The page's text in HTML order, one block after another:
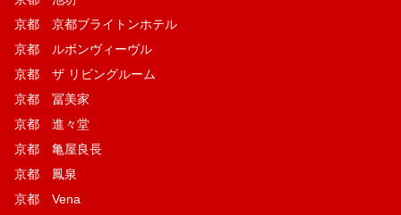
京都 京都ブライトンホテル
京都 ルボンヴィーヴル
京都 ザ リビングルーム
京都 冨美家
京都 進々堂
京都 亀屋良長
京都 鳳泉
京都 Vena